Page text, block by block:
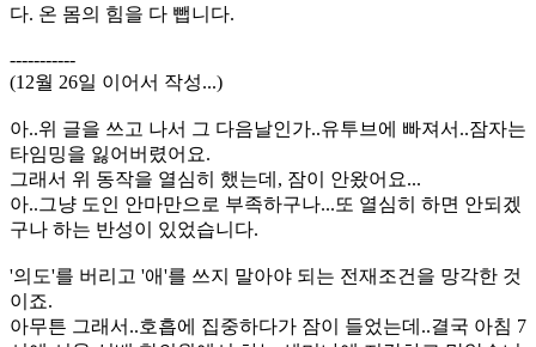
다. 온 몸의 힘을 다 뺍니다.
-----------
(12월 26일 이어서 작성...)
아..위 글을 쓰고 나서 그 다음날인가..유투브에 빠져서..잠자는
타임밍을 잃어버렸어요.
그래서 위 동작을 열심히 했는데, 잠이 안왔어요...
아..그냥 도인 안마만으로 부족하구나...또 열심히 하면 안되겠
구나 하는 반성이 있었습니다.
'의도'를 버리고 '애'를 쓰지 말아야 되는 전재조건을 망각한 것
이죠.
아무튼 그래서..호흡에 집중하다가 잠이 들었는데..결국 아침 7